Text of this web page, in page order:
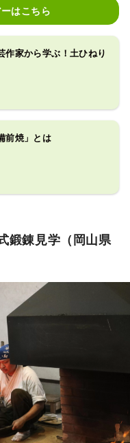
はこちら
作家から学ぶ！土ひねり
前焼」とは
鍛錬見学（岡山県